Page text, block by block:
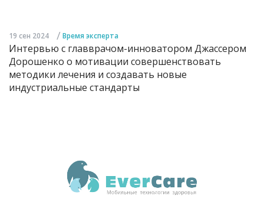
19 сен 2024 / Время эксперта
Интервью с главврачом-инноватором Джассером
Дорошенко о мотивации совершенствовать
методики лечения и создавать новые
индустриальные стандарты